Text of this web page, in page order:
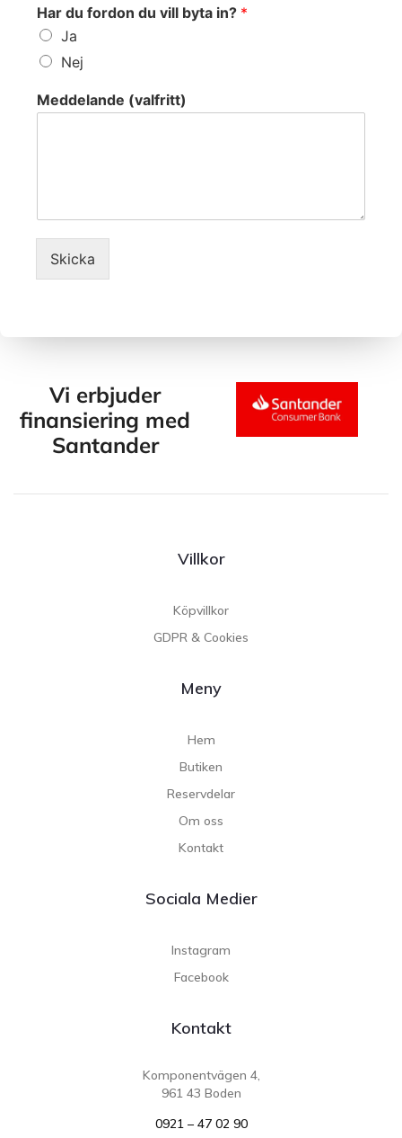
Har du fordon du vill byta in? *
Ja
Nej
(
v
t
t
Meddelande (valfritt)
Skicka
Vi erbjuder
finansiering med
Santander
Villkor
Köpvillkor
GDPR & Cookies
Meny
Hem
Butiken
Reservdelar
Om oss
Kontakt
Sociala Medier
Instagram
Facebook
Kontakt
Komponentvägen 4,
961 43 Boden
0921 – 47 02 90